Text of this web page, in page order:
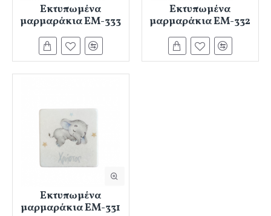
Εκτυπωμένα
μαρμαράκια ΕΜ-333
Εκτυπωμένα
μαρμαράκια ΕΜ-332
Εκτυπωμένα
μαρμαράκια ΕΜ-331